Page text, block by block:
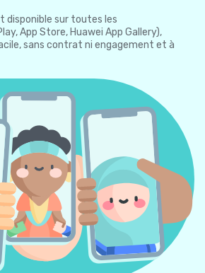
disponible sur toutes les
App Store, Huawei App Gallery),
sans contrat ni engagement et à